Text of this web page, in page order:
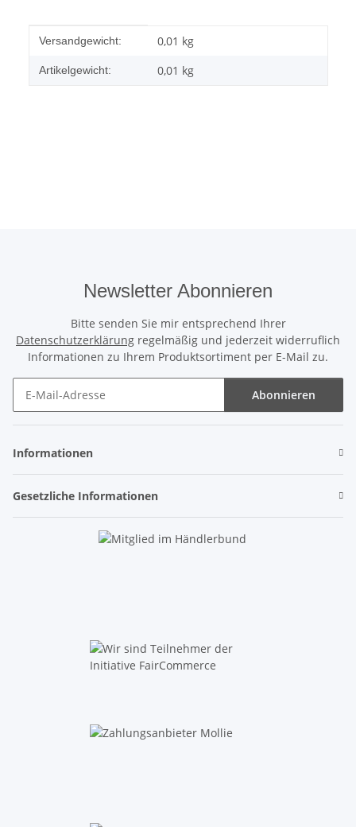
Produkteigenschaft
Wert
Versandgewicht: 0,01 kg
Artikelgewicht: 0,01 kg
Newsletter Abonnieren
Bitte senden Sie mir entsprechend Ihrer
Datenschutzerklärung regelmäßig und jederzeit widerruflich
Informationen zu Ihrem Produktsortiment per E-Mail zu.
Abonnieren
Informationen
Gesetzliche Informationen